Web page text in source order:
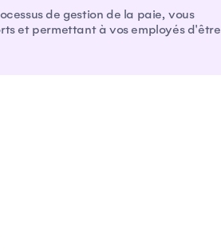
de gestion de la paie, vous
et permettant à vos employés d'être